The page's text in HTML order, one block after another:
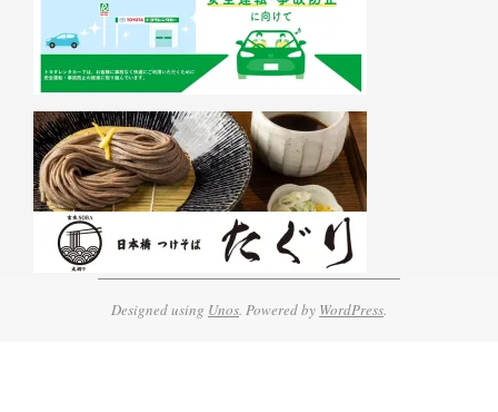
Designed using Unos. Powered by WordPress.